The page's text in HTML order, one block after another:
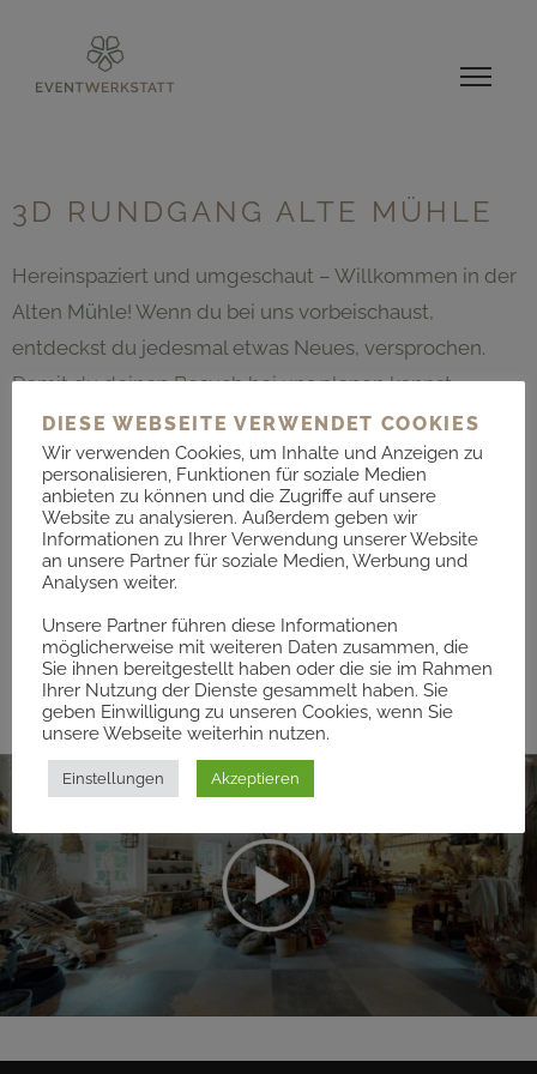
3D RUNDGANG ALTE MÜHLE
Hereinspaziert und umgeschaut – Willkommen in der
Alten Mühle! Wenn du bei uns vorbeischaust,
entdeckst du jedesmal etwas Neues, versprochen.
Damit du deinen Besuch bei uns planen kannst,
ermöglichen wir dir hier quasi einen Blick durchs
Schlüsselloch. Wir wünschen dir eine gehörige Portion
Spaß bei deinem virtuellen Rundgang! Das
Untergeschoss ist inzwischen anders eingerichtet –
ein Update folgt. Auf den Fotos auf unserer Seite
könnt ihr euch aber schon mal einen aktuellen
Eindruck verschaffen 🙂
DIESE WEBSEITE VERWENDET COOKIES
Wir verwenden Cookies, um Inhalte und Anzeigen zu
personalisieren, Funktionen für soziale Medien
anbieten zu können und die Zugriffe auf unsere
Website zu analysieren. Außerdem geben wir
Informationen zu Ihrer Verwendung unserer Website
an unsere Partner für soziale Medien, Werbung und
Analysen weiter.
Unsere Partner führen diese Informationen
möglicherweise mit weiteren Daten zusammen, die
Sie ihnen bereitgestellt haben oder die sie im Rahmen
Ihrer Nutzung der Dienste gesammelt haben. Sie
geben Einwilligung zu unseren Cookies, wenn Sie
unsere Webseite weiterhin nutzen.
Einstellungen Akzeptieren